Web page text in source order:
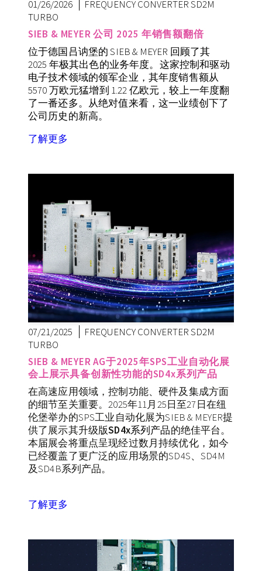
01/26/2026
FREQUENCY CONVERTER SD2M
TURBO
SIEB & MEYER 公司 2025 年销售额翻倍
位于德国吕讷堡的 SIEB & MEYER 回顾了其
2025 年极其出色的业务年度。这家控制和驱动
电子技术领域的领军企业，其年度销售额从
5570 万欧元猛增到 1.22 亿欧元，较上一年度翻
了一番还多。从绝对值来看，这一业绩创下了
公司历史的新高。
了解更多
07/21/2025
FREQUENCY CONVERTER SD2M
TURBO
SIEB & MEYER AG于2025年SPS工业自动化展
会上展示具备创新性功能的SD4x系列产品
在高速应用领域，控制功能、硬件及集成方面
的细节至关重要。2025年11月25日至27日在纽
伦堡举办的SPS工业自动化展为SIEB & MEYER提
供了展示其升级版SD4x系列产品的绝佳平台。
本届展会将重点呈现经过数月持续优化，如今
已经覆盖了更广泛的应用场景的SD4S、SD4M
及SD4B系列产品。
了解更多